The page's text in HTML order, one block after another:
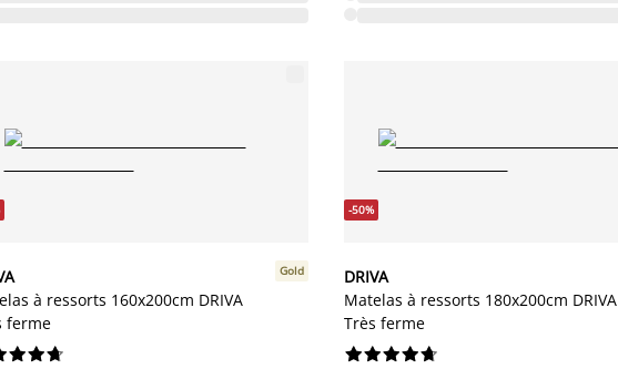
à ressorts 160x200cm DRIVA
ferme
Gold




-50%
DRIVA
Matelas à ressorts 180x200cm DRIVA
Très ferme





